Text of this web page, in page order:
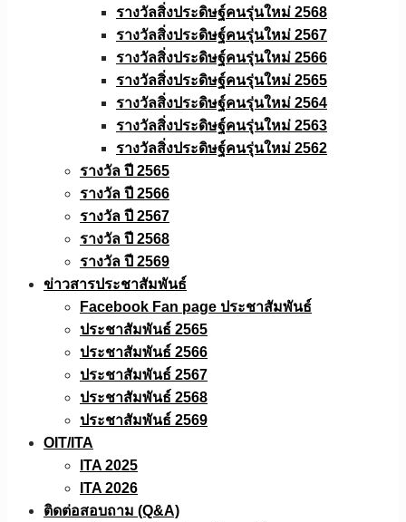
รางวัลสิ่งประดิษฐ์คนรุ่นใหม่ 2568
รางวัลสิ่งประดิษฐ์คนรุ่นใหม่ 2567
รางวัลสิ่งประดิษฐ์คนรุ่นใหม่ 2566
รางวัลสิ่งประดิษฐ์คนรุ่นใหม่ 2565
รางวัลสิ่งประดิษฐ์คนรุ่นใหม่ 2564
รางวัลสิ่งประดิษฐ์คนรุ่นใหม่ 2563
รางวัลสิ่งประดิษฐ์คนรุ่นใหม่ 2562
รางวัล ปี 2565
รางวัล ปี 2566
รางวัล ปี 2567
รางวัล ปี 2568
รางวัล ปี 2569
ข่าวสารประชาสัมพันธ์
Facebook Fan page ประชาสัมพันธ์
ประชาสัมพันธ์ 2565
ประชาสัมพันธ์ 2566
ประชาสัมพันธ์ 2567
ประชาสัมพันธ์ 2568
ประชาสัมพันธ์ 2569
OIT/ITA
ITA 2025
ITA 2026
ติดต่อสอบถาม (Q&A)